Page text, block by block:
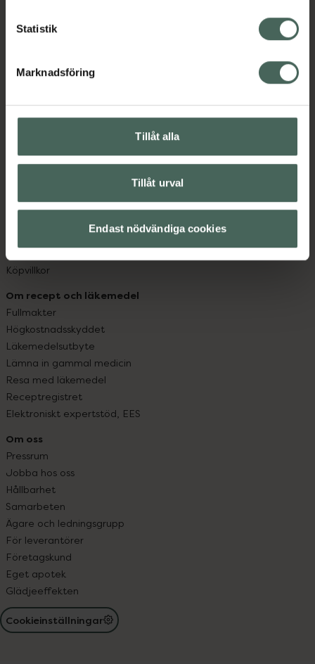
Statistik
Marknadsföring
Tillåt alla
Tillåt urval
Endast nödvändiga cookies
syd till Lappland i norr, och online i mobilen och på
hjälpa just dig att må lite bättre. Välkommen att prata
med oss.
Kundservice
Hitta apotek
Leverans, betalning och retur
Sajtens tillgänglighet
App
Köpvillkor
Om recept och läkemedel
Fullmakter
Högkostnadsskyddet
Läkemedelsutbyte
Lämna in gammal medicin
Resa med läkemedel
Receptregistret
Elektroniskt expertstöd, EES
Om oss
Pressrum
Jobba hos oss
Hållbarhet
Samarbeten
Ägare och ledningsgrupp
För leverantörer
Företagskund
Eget apotek
Glädjeeffekten
Cookieinställningar